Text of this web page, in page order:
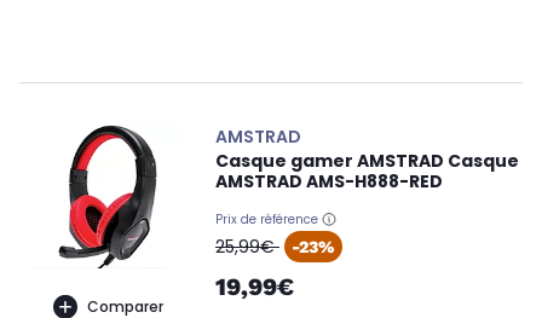
Comparer
AMSTRAD
Casque gamer AMSTRAD Casque
AMSTRAD AMS-H888-RED
Prix de référence
oldPrice
25,99€ -23%
19,99€